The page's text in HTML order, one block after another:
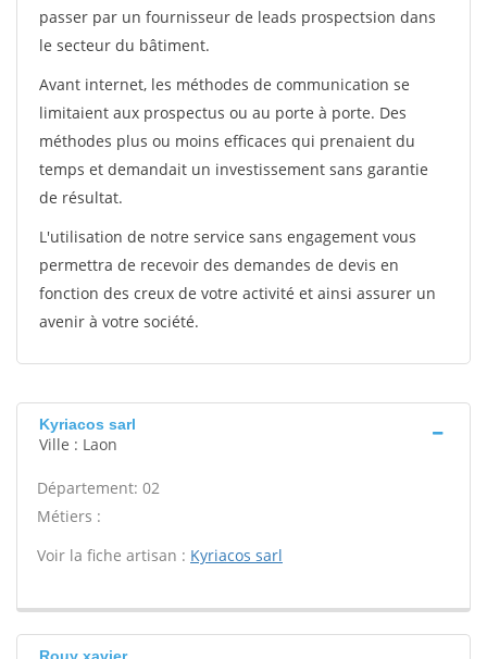
passer par un fournisseur de leads prospectsion dans
le secteur du bâtiment.
Avant internet, les méthodes de communication se
limitaient aux prospectus ou au porte à porte. Des
méthodes plus ou moins efficaces qui prenaient du
temps et demandait un investissement sans garantie
de résultat.
L'utilisation de notre service sans engagement vous
permettra de recevoir des demandes de devis en
fonction des creux de votre activité et ainsi assurer un
avenir à votre société.
Kyriacos sarl
Ville : Laon
Département: 02
Métiers :
Voir la fiche artisan : Kyriacos sarl